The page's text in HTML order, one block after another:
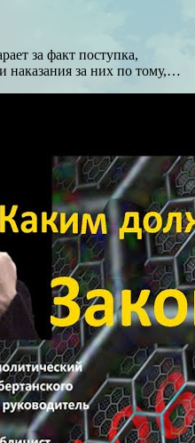
за факт поступка,
наказания за них по тому,…